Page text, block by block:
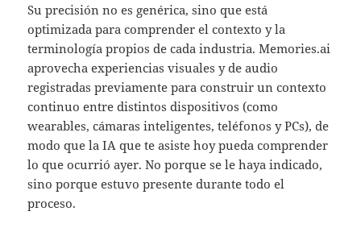
Su precisión no es genérica, sino que está
optimizada para comprender el contexto y la
terminología propios de cada industria. Memories.ai
aprovecha experiencias visuales y de audio
registradas previamente para construir un contexto
continuo entre distintos dispositivos (como
wearables, cámaras inteligentes, teléfonos y PCs), de
modo que la IA que te asiste hoy pueda comprender
lo que ocurrió ayer. No porque se le haya indicado,
sino porque estuvo presente durante todo el
proceso.